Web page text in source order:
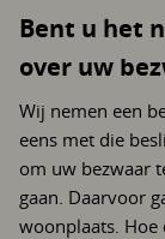
Bent u het
over uw
Wij nemen een
eens met die
om uw bezwaar
gaan. Daarvoor
woonplaats. Hoe